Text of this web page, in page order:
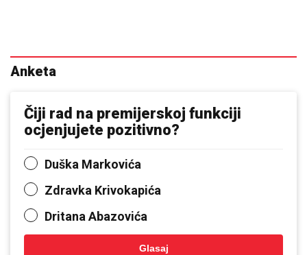
Anketa
Čiji rad na premijerskoj funkciji
ocjenjujete pozitivno?
Duška Markovića
Zdravka Krivokapića
Dritana Abazovića
Glasaj